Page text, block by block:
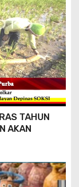
TAHUN
AKAN